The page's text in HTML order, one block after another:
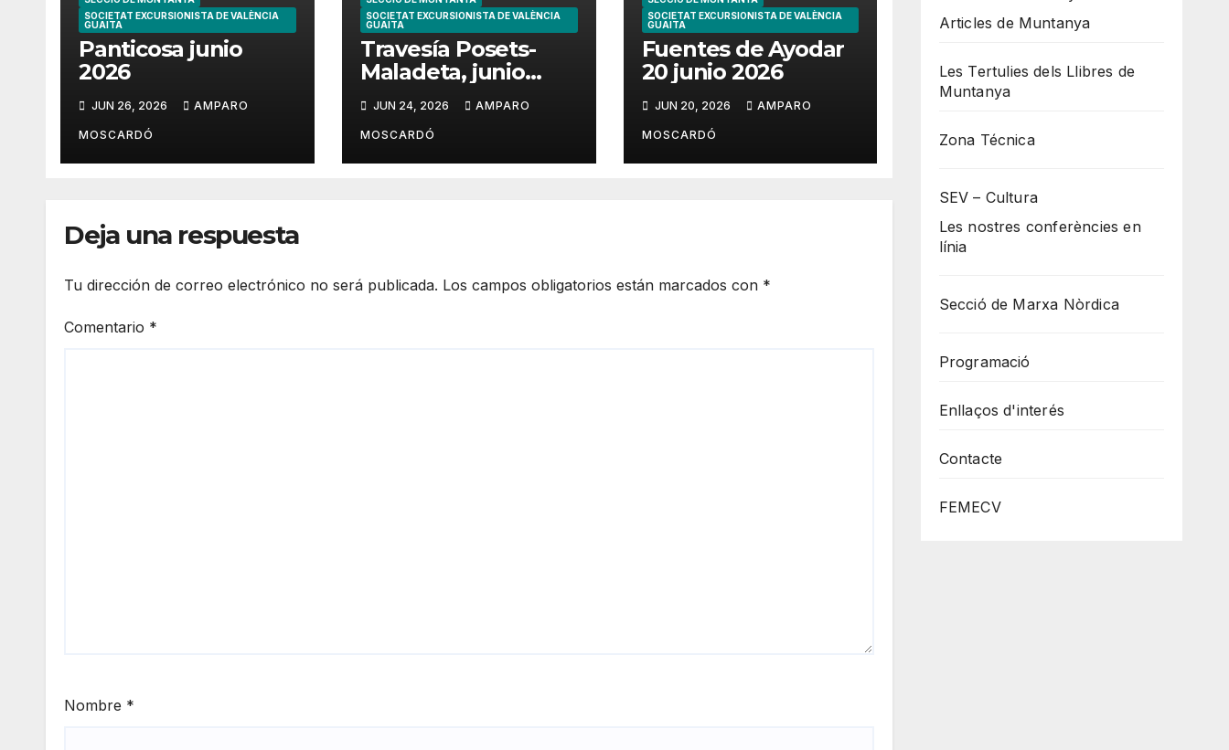
SOCIETAT EXCURSIONISTA DE VALÈNCIA
GUAITA
Panticosa junio
2026
JUN 26, 2026 AMPARO
MOSCARDÓ
SOCIETAT EXCURSIONISTA DE VALÈNCIA
GUAITA
Travesía Posets-
Maladeta, junio
JUN 24, 2026 AMPARO
MOSCARDÓ
SOCIETAT EXCURSIONISTA DE VALÈNCIA
GUAITA
Fuentes de Ayodar
20 junio 2026
JUN 20, 2026 AMPARO
MOSCARDÓ
Deja una respuesta
Tu dirección de correo electrónico no será publicada. Los campos obligatorios están marcados con *
Comentario *
Nombre *
Articles de Muntanya
Les Tertulies dels Llibres de
Muntanya
Zona Técnica
SEV – Cultura
Les nostres conferències en
línia
Secció de Marxa Nòrdica
Programació
Enllaços d'interés
Contacte
FEMECV